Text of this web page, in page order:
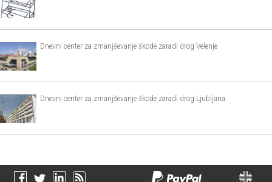
Dnevni center za zmanjševanje škode zaradi drog Velenje
Dnevni center za zmanjševanje škode zaradi drog Ljubljana